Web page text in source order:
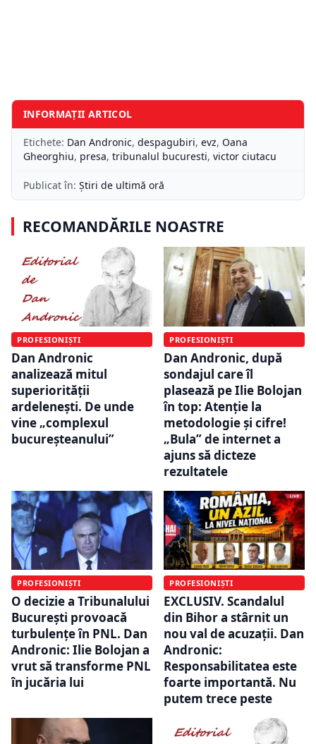
INFORMAȚII ARTICOL
Etichete: Dan Andronic, despagubiri, evz, Oana
Gheorghiu, presa, tribunalul bucuresti, victor ciutacu
Publicat în: Știri de ultimă oră
RECOMANDĂRILE NOASTRE
PROFESIONIȘTI
Dan Andronic
analizează mitul
superiorității
ardelenești. De unde
vine „complexul
bucureșteanului”
PROFESIONIȘTI
Dan Andronic, după
sondajul care îl
plasează pe Ilie Bolojan
în top: Atenție la
metodologie și cifre!
„Bula” de internet a
ajuns să dicteze
rezultatele
PROFESIONIȘTI
O decizie a Tribunalului
București provoacă
turbulențe în PNL. Dan
Andronic: Ilie Bolojan a
vrut să transforme PNL
în jucăria lui
PROFESIONIȘTI
EXCLUSIV. Scandalul
din Bihor a stârnit un
nou val de acuzații. Dan
Andronic:
Responsabilitatea este
foarte importantă. Nu
putem trece peste